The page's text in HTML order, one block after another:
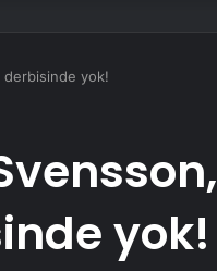
derbisinde yok!
yok!